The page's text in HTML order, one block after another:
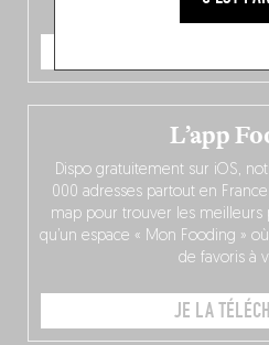
L’app
Dispo gratuitement sur iOS,
000 adresses partout en
map pour trouver les meilleurs
qu’un espace « Mon Fooding »
de favoris à
JE LA